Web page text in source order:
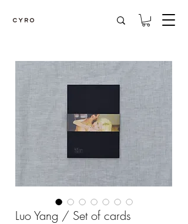
Luo Yang / Set of cards